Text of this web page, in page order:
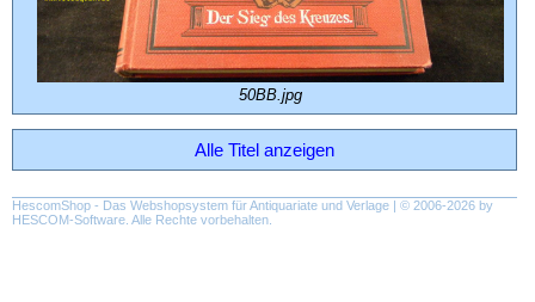
50BB.jpg
Alle Titel anzeigen
HescomShop - Das Webshopsystem für Antiquariate und Verlage | © 2006-2026 by
HESCOM-Software . Alle Rechte vorbehalten.